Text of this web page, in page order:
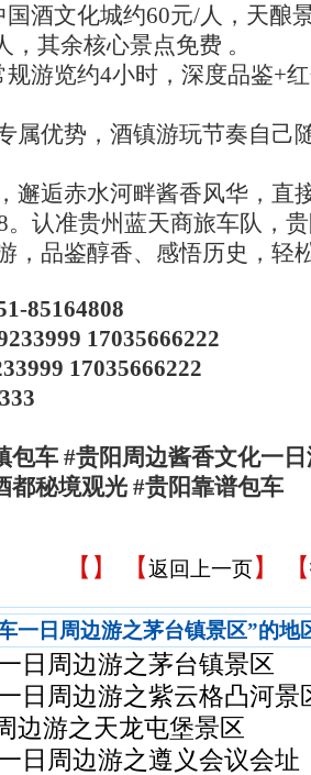
国酒文化城约60元/人，天酿
，其余核心景点免费 。
游览约4小时，深度品鉴+
属优势，酒镇游玩节奏自己
邂逅赤水河畔酱香风华，直
。认准贵州蓝天商旅车队，
，品鉴醇香、感悟历史，轻
85164808
17035666222
17035666222
包车 #贵阳周边酱香文化一
都秘境观光 #贵阳靠谱包车
【 】 【返回上一页】 【
一日周边游之茅台镇景区”的地
日周边游之茅台镇景区
日周边游之紫云格凸河景
边游之天龙屯堡景区
日周边游之遵义会议会址